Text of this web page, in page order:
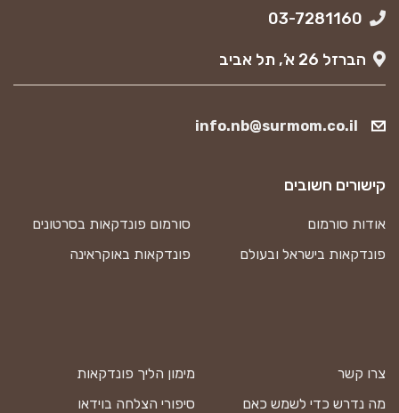
הברזל 26 א’, תל אביב
info.nb@surmom.co.il
צרו קשר
מה נדרש כדי לשמש כאם
מימון הליך פונדקאות
סיפורי הצלחה בוידאו
קישורים חשובים
אודות סורמום
סורמום פונדקאות בסרטונים
פונדקאות בישראל ובעולם
פונדקאות באוקראינה